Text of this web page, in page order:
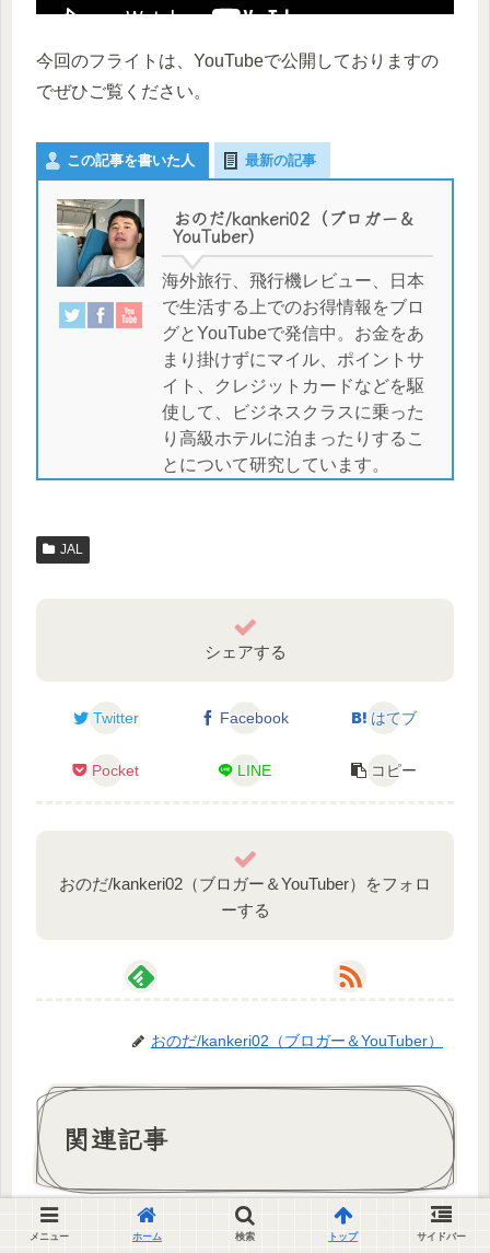
今回のフライトは、YouTubeで公開しておりますの
でぜひご覧ください。
この記事を書いた人 最新の記事
おのだ/kankeri02（ブロガー＆
YouTuber）
海外旅行、飛行機レビュー、日本
で生活する上でのお得情報をブロ
グとYouTubeで発信中。お金をあ
まり掛けずにマイル、ポイントサ
イト、クレジットカードなどを駆
使して、ビジネスクラスに乗った
り高級ホテルに泊まったりするこ
とについて研究しています。
JAL
シェアする
Twitter Facebook はてブ
Pocket LINE コピー
おのだ/kankeri02（ブロガー＆YouTuber）をフォロ
ーする
おのだ/kankeri02（ブロガー＆YouTuber）
関連記事
JAL
高級寿司が食べ放題！成田空
メニュー ホーム 検索 トップ サイドバー